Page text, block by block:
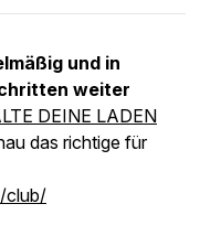
und in
weiter
DEINE LADEN
das richtige für
club/